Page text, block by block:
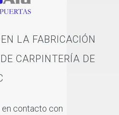
LA FABRICACIÓN
CARPINTERÍA DE
en contacto con